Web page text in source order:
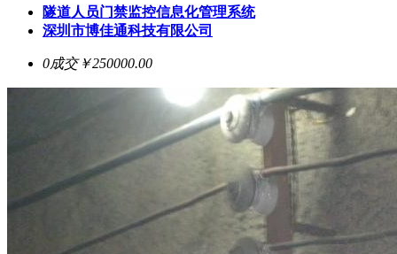
隧道人员门禁监控信息化管理系统
深圳市博佳通科技有限公司
0成交￥250000.00